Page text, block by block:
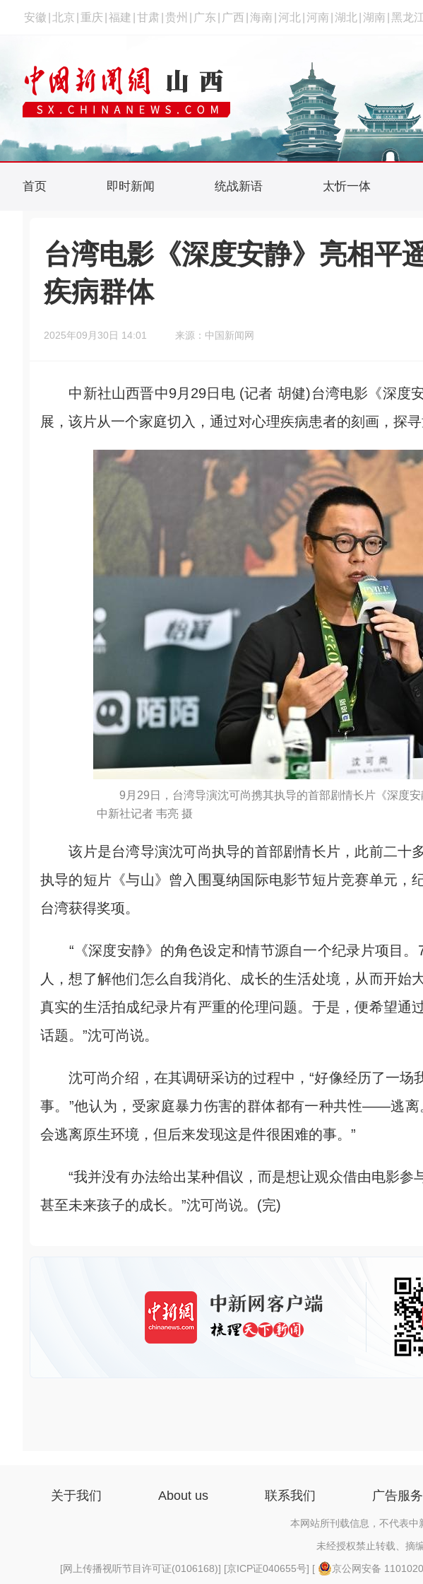
安徽 北京 重庆 福建 甘肃 贵州 广东 广西 海南 河北 河南 湖北 湖南 黑龙
首页 即时新闻 统战新语 太忻一体
台湾电影《深度安静》亮相平
疾病群体
2025年09月30日 14:01 来源：中国新闻网
中新社山西晋中9月29日电 (记者 胡健)台湾电影《深度
展，该片从一个家庭切入，通过对心理疾病患者的刻画，探寻
9月29日，台湾导演沈可尚携其执导的首部剧情长片《深度
中新社记者 韦亮 摄
该片是台湾导演沈可尚执导的首部剧情长片，此前二十
执导的短片《与山》曾入围戛纳国际电影节短片竞赛单元，
台湾获得奖项。
“《深度安静》的角色设定和情节源自一个纪录片项目。
人，想了解他们怎么自我消化、成长的生活处境，从而开始
真实的生活拍成纪录片有严重的伦理问题。于是，便希望通
话题。”沈可尚说。
沈可尚介绍，在其调研采访的过程中，“好像经历了一场
事。”他认为，受家庭暴力伤害的群体都有一种共性——逃离
会逃离原生环境，但后来发现这是件很困难的事。”
“我并没有办法给出某种倡议，而是想让观众借由电影参
甚至未来孩子的成长。”沈可尚说。(完)
关于我们 About us 联系我们 广告服务
本网站所刊载信息，不代表中
未经授权禁止转载、摘
[网上传播视听节目许可证(0106168)] [京ICP证040655号] [ 京公网安备